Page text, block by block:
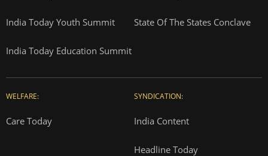
India Today Youth Summit State Of The States Conclave
India Today Education Summit
WELFARE:
Care Today
SYNDICATION:
India Content
Headline Today